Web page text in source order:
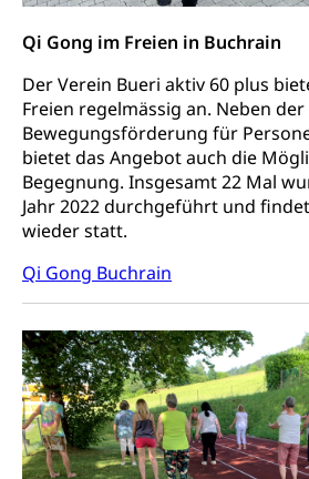
Qi Gong im Freien in Buchrain
Der Verein Bueri aktiv 60 plus
Freien regelmässig an. Neben der
Bewegungsförderung für
bietet das Angebot auch die
Begegnung. Insgesamt 22 Mal
Jahr 2022 durchgeführt und
wieder statt.
Qi Gong Buchrain